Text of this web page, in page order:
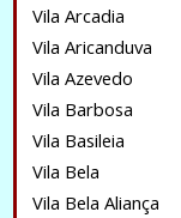
Vila Arcadia
Vila Aricanduva
Vila Azevedo
Vila Barbosa
Vila Basileia
Vila Bela
Vila Bela Aliança